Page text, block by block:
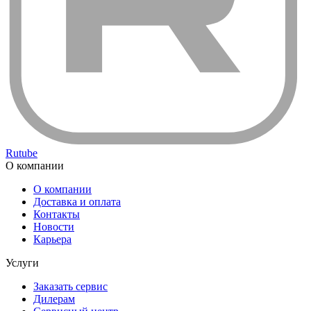
Rutube
О компании
О компании
Доставка и оплата
Контакты
Новости
Карьера
Услуги
Заказать сервис
Дилерам